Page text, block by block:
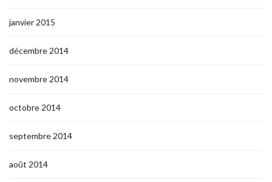
janvier 2015
décembre 2014
novembre 2014
octobre 2014
septembre 2014
août 2014